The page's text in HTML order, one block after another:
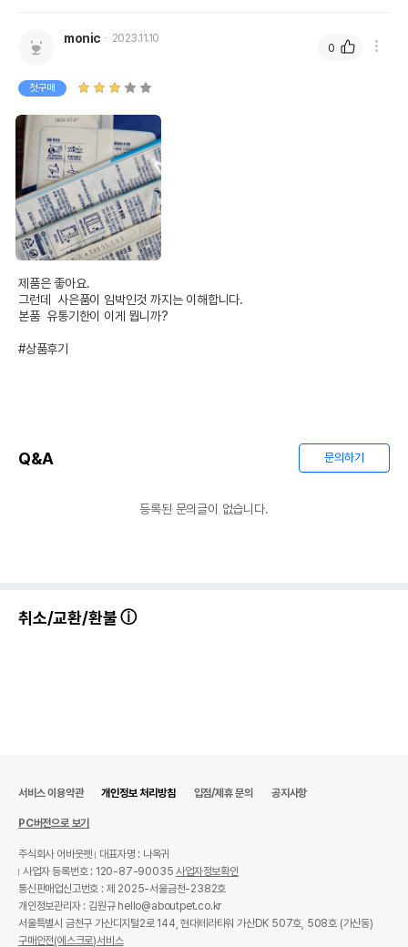
monic 2023.11.10
첫구매
제품은 좋아요.
그런데  사은품이 임박인것 까지는 이해합니다.
본품  유통기한이 이게 뭡니까?
#상품후기
0
Q&A 문의하기
등록된 문의글이 없습니다.
취소/교환/환불
서비스 이용약관 개인정보 처리방침 입점/제휴 문의 공지사항
PC버전으로 보기
주식회사 어바웃펫
대표자명 : 나옥귀
사업자 등록번호 : 120-87-90035사업자정보확인
통신판매업신고번호 : 제 2025-서울금천-2382호
개인정보관리자 : 김원규 hello@aboutpet.co.kr
서울특별시 금천구 가산디지털2로 144, 현대테라타워 가산DK 507호, 508호 (가산동)
구매안전(에스크로)서비스